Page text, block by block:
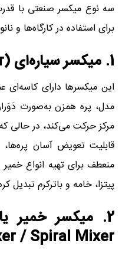
سه نوع میکسر صنعتی با
برای استفاده در کارگاه‌ها و
1. میکسر سیاره‌ای (Planetary Mixer)
این میکسرها دارای کاسه‌ای
مدل، پره همزن به‌صورت
مرکز حرکت می‌کند، در حالی
قابلیت تعویض آسان پره‌ها،
منعطف برای تهیه انواع
پیتزا، خامه و باترکرم تبدیل
/ Spiral Mixer)